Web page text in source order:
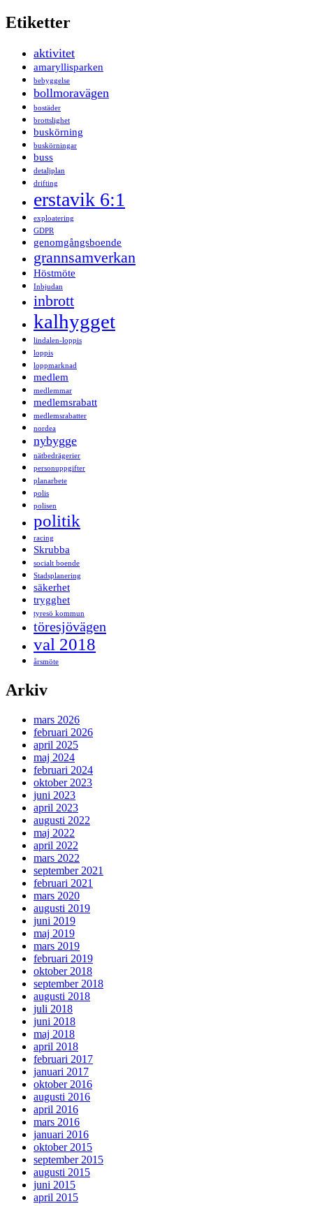
Etiketter
aktivitet
amaryllisparken
bebyggelse
bollmoravägen
bostäder
brottslighet
buskörning
buskörningar
buss
detaljplan
drifting
erstavik 6:1
exploatering
GDPR
genomgångsboende
grannsamverkan
Höstmöte
Inbjudan
inbrott
kalhygget
lindalen-loppis
loppis
loppmarknad
medlem
medlemmar
medlemsrabatt
medlemsrabatter
nordea
nybygge
nätbedrägerier
personuppgifter
planarbete
polis
polisen
politik
racing
Skrubba
socialt boende
Stadsplanering
säkerhet
trygghet
tyresö kommun
töresjövägen
val 2018
årsmöte
Arkiv
mars 2026
februari 2026
april 2025
maj 2024
februari 2024
oktober 2023
juni 2023
april 2023
augusti 2022
maj 2022
april 2022
mars 2022
september 2021
februari 2021
mars 2020
augusti 2019
juni 2019
maj 2019
mars 2019
februari 2019
oktober 2018
september 2018
augusti 2018
juli 2018
juni 2018
maj 2018
april 2018
februari 2017
januari 2017
oktober 2016
augusti 2016
april 2016
mars 2016
januari 2016
oktober 2015
september 2015
augusti 2015
juni 2015
april 2015